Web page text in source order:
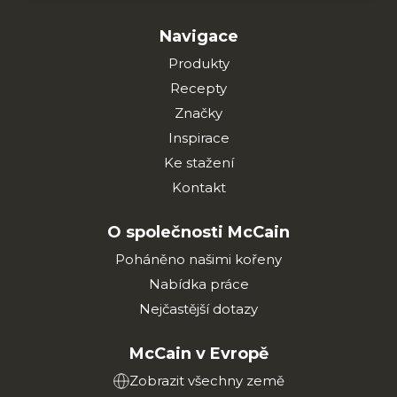
Navigace
Produkty
Recepty
Značky
Inspirace
Ke stažení
Kontakt
O společnosti McCain
Poháněno našimi kořeny
Nabídka práce
Nejčastější dotazy
McCain v Evropě
Zobrazit všechny země